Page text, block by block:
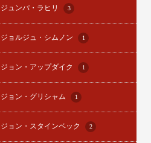
ジュンパ・ラヒリ 3
ジョルジュ・シムノン 1
ジョン・アップダイク 1
ジョン・グリシャム 1
ジョン・スタインベック 2